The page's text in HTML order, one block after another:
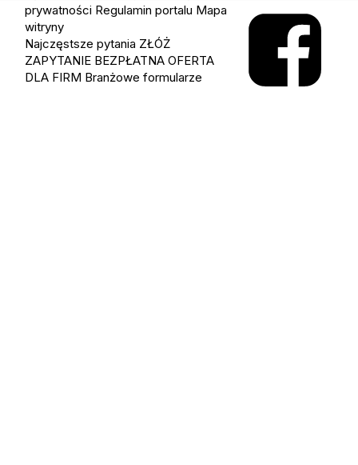
prywatności Regulamin portalu Mapa
witryny
Najczęstsze pytania ZŁÓŻ
ZAPYTANIE BEZPŁATNA OFERTA
DLA FIRM Branżowe formularze